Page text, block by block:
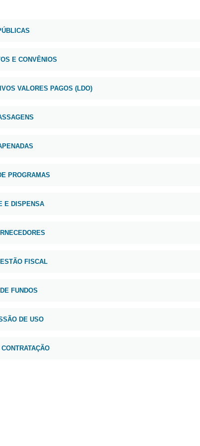
E CONVÊNIOS
VALORES PAGOS (LDO)
PROGRAMAS
E DISPENSA
FISCAL
FUNDOS
DE USO